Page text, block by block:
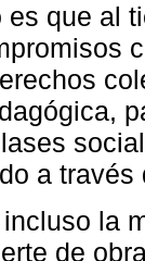
es que al
a
la
de